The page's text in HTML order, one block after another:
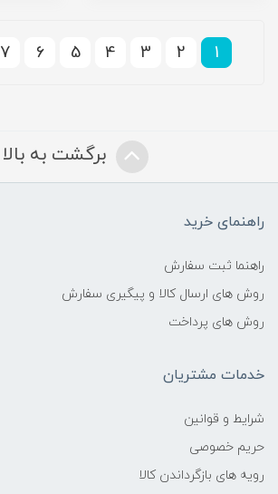
1
2
3
4
5
6
7
برگشت به بالا
راهنمای خرید
راهنما ثبت سفارش
روش های ارسال کالا و پیگیری سفارش
روش های پرداخت
خدمات مشتریان
شرایط و قوانین
حریم خصوصی
رویه های بازگرداندن کالا